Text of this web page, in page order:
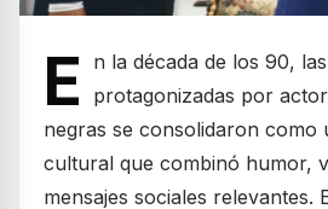
E
n la década de los 90,
protagonizadas por
negras se consolidaron como
cultural que combinó humor,
mensajes sociales relevantes.